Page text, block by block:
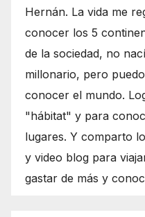
Hernán. La vida me
conocer los 5
de la sociedad, no
millonario, pero
conocer el mundo.
"hábitat" y para
lugares. Y comparto
y video blog para
gastar de más y